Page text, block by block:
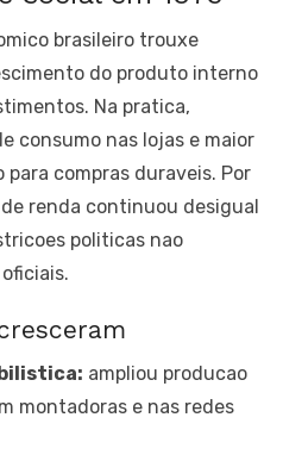
brasileiro trouxe
do produto interno
Na pratica,
consumo nas lojas e maior
compras duraveis. Por
renda continuou desigual
politicas nao
ampliou producao
montadoras e nas redes